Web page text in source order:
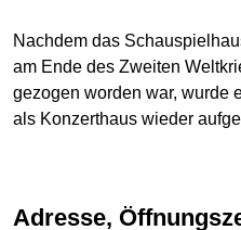
Nachdem das
am Ende des Zweiten
gezogen worden war, wurde
als Konzerthaus wieder
Adresse,